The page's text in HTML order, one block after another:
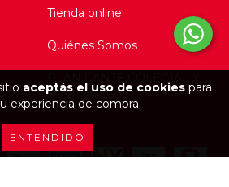
aceptás el uso de cookiespara
experiencia de compra.
ENTENDIDO
Tienda online
Quiénes Somos
SOLIDARIO